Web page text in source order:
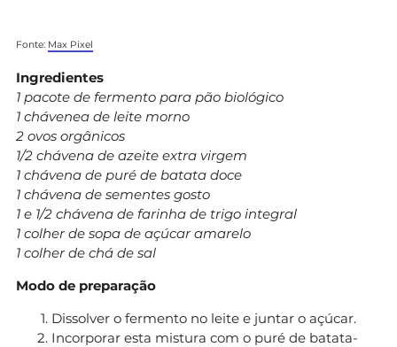
Fonte: Max Pixel
Ingredientes
1 pacote de fermento para pão biológico
1 chávenea de leite morno
2 ovos orgânicos
1/2 chávena de azeite extra virgem
1 chávena de puré de batata doce
1 chávena de sementes gosto
1 e 1/2 chávena de farinha de trigo integral
1 colher de sopa de açúcar amarelo
1 colher de chá de sal
Modo de preparação
Dissolver o fermento no leite e juntar o açúcar.
Incorporar esta mistura com o puré de batata-